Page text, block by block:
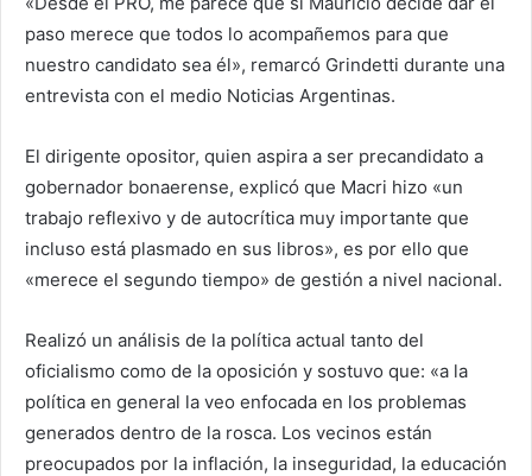
paso merece que todos lo acompañemos para que
nuestro candidato sea él», remarcó Grindetti durante una
entrevista con el medio Noticias Argentinas.
El dirigente opositor, quien aspira a ser precandidato a
gobernador bonaerense, explicó que Macri hizo «un
trabajo reflexivo y de autocrítica muy importante que
incluso está plasmado en sus libros», es por ello que
«merece el segundo tiempo» de gestión a nivel nacional.
Realizó un análisis de la política actual tanto del
oficialismo como de la oposición y sostuvo que: «a la
política en general la veo enfocada en los problemas
generados dentro de la rosca. Los vecinos están
preocupados por la inflación, la inseguridad, la educación